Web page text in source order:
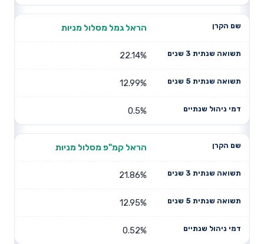
הראל גמל מסלול מניות
22.14%
12.99%
0.5%
הראל קמ"פ מסלול מניות
21.86%
12.95%
0.52%